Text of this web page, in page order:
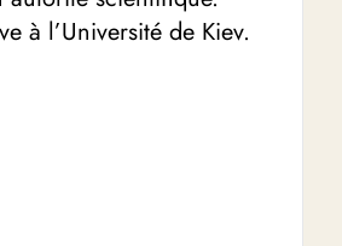
à l’Université de Kiev.